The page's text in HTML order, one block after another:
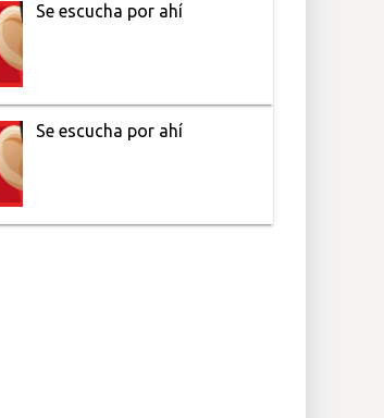
Se escucha por ahí
Se escucha por ahí